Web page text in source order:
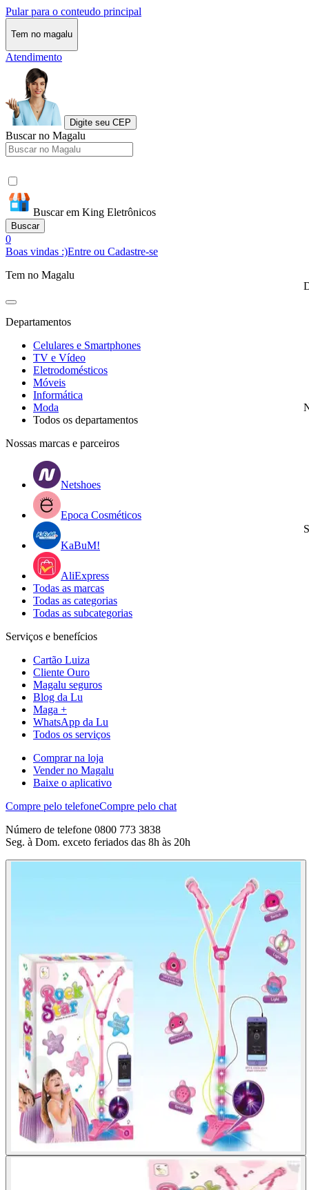
Pular para o conteudo principal
Tem no magalu
Atendimento
Digite seu CEP
Buscar no Magalu
Buscar em King Eletrônicos
Buscar
0
Boas vindas :)Entre ou Cadastre-se
Tem no Magalu
Departamentos
Celulares e Smartphones
TV e Vídeo
Eletrodomésticos
Móveis
Informática
Moda
Todos os departamentos
Nossas marcas e parceiros
Netshoes
Epoca Cosméticos
KaBuM!
AliExpress
Todas as marcas
Todas as categorias
Todas as subcategorias
Serviços e benefícios
Cartão Luiza
Cliente Ouro
Magalu seguros
Blog da Lu
Maga +
WhatsApp da Lu
Todos os serviços
Comprar na loja
Vender no Magalu
Baixe o aplicativo
Compre pelo telefoneCompre pelo chat
Número de telefone 0800 773 3838
Seg. à Dom. exceto feriados das 8h às 20h